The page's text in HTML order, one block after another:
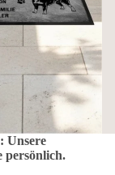
Unsere
persönlich.